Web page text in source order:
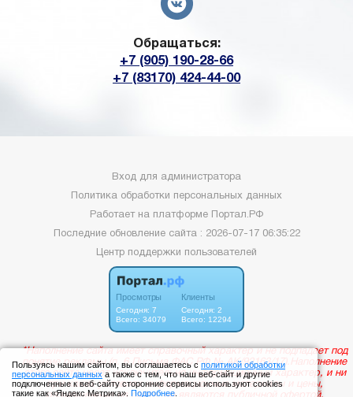
Пользуясь нашим сайтом, вы соглашаетесь с политикой обработки
персональных данных а также с тем, что наш веб-сайт и другие
подключенные к веб-сайту сторонние сервисы используют cookies
такие как «Яндекс Метрика». Подробнее
Обращаться:
+7 (905) 190-28-66
+7 (83170) 424-44-00
Вход для администратора
Политика обработки персональных данных
Работает на платформе
Портал.РФ
Последние обновление сайта : 2026-07-17 06:35:22
Центр поддержки пользователей